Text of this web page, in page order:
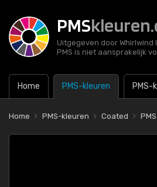
PMS
Uitgegeven door Whirlwind
PMS is niet aansprakelijk
Home PMS-kleuren PMS-
Home PMS-kleuren Coated